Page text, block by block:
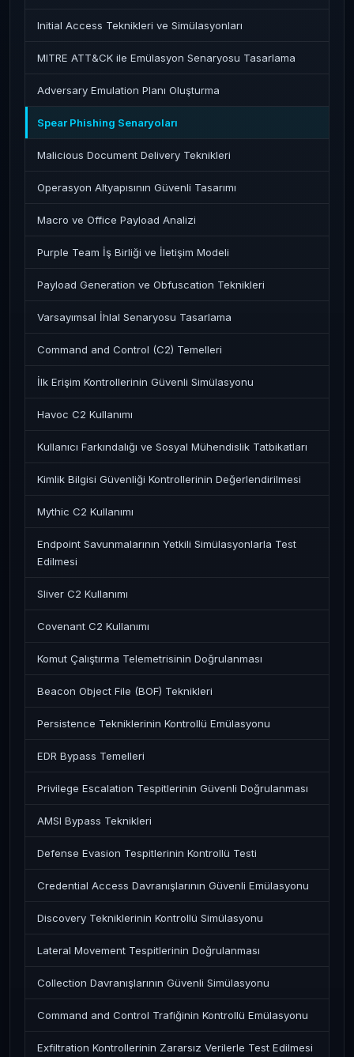
Initial Access Teknikleri ve Simülasyonları
MITRE ATT&CK ile Emülasyon Senaryosu Tasarlama
Adversary Emulation Planı Oluşturma
Spear Phishing Senaryoları
Malicious Document Delivery Teknikleri
Operasyon Altyapısının Güvenli Tasarımı
Macro ve Office Payload Analizi
Purple Team İş Birliği ve İletişim Modeli
Payload Generation ve Obfuscation Teknikleri
Varsayımsal İhlal Senaryosu Tasarlama
Command and Control (C2) Temelleri
İlk Erişim Kontrollerinin Güvenli Simülasyonu
Havoc C2 Kullanımı
Kullanıcı Farkındalığı ve Sosyal Mühendislik Tatbikatları
Kimlik Bilgisi Güvenliği Kontrollerinin Değerlendirilmesi
Mythic C2 Kullanımı
Endpoint Savunmalarının Yetkili Simülasyonlarla Test
Edilmesi
Sliver C2 Kullanımı
Covenant C2 Kullanımı
Komut Çalıştırma Telemetrisinin Doğrulanması
Beacon Object File (BOF) Teknikleri
Persistence Tekniklerinin Kontrollü Emülasyonu
EDR Bypass Temelleri
Privilege Escalation Tespitlerinin Güvenli Doğrulanması
AMSI Bypass Teknikleri
Defense Evasion Tespitlerinin Kontrollü Testi
Credential Access Davranışlarının Güvenli Emülasyonu
Discovery Tekniklerinin Kontrollü Simülasyonu
Lateral Movement Tespitlerinin Doğrulanması
Collection Davranışlarının Güvenli Simülasyonu
Command and Control Trafiğinin Kontrollü Emülasyonu
Exfiltration Kontrollerinin Zararsız Verilerle Test Edilmesi